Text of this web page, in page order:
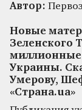
Автор:
Новые
Зеленского
Украины.
Умерову,
«Страна.ua»